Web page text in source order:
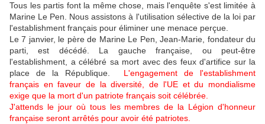
Tous les partis font la même chose, mais l'enquête s'est limitée à
Marine Le Pen. Nous assistons à l'utilisation sélective de la loi par
l'establishment français pour éliminer une menace perçue.
Le 7 janvier, le père de Marine Le Pen, Jean-Marie, fondateur du
parti, est décédé. La gauche française, ou peut-être
l'establishment, a célébré sa mort avec des feux d'artifice sur la
place de la République.
L'engagement de l'establishment
français en faveur de la diversité, de l'UE et du mondialisme
exige que la mort d'un patriote français soit célébrée.
J'attends le jour où tous les membres de la Légion d'honneur
française seront arrêtés pour avoir été patriotes.